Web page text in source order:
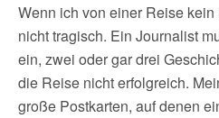
Wenn ich von einer Reise
nicht tragisch. Ein Journalist
ein, zwei oder gar drei
die Reise nicht erfolgreich.
große Postkarten, auf denen